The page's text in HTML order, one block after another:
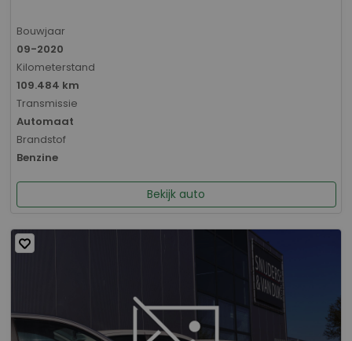
Bouwjaar
09-2020
Kilometerstand
109.484 km
Transmissie
Automaat
Brandstof
Benzine
Bekijk auto